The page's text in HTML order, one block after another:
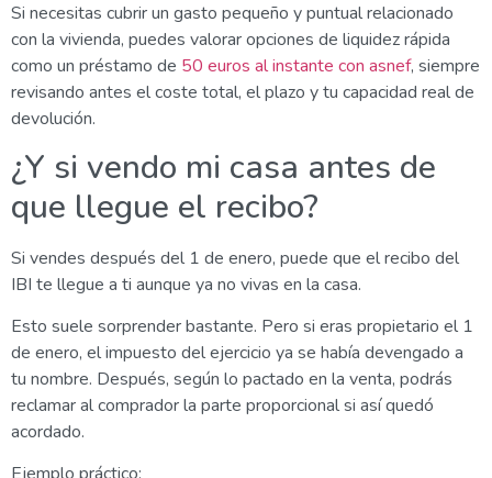
Si necesitas cubrir un gasto pequeño y puntual relacionado
con la vivienda, puedes valorar opciones de liquidez rápida
como un préstamo de 50 euros al instante con asnef, siempre
revisando antes el coste total, el plazo y tu capacidad real de
devolución.
¿Y si vendo mi casa antes de
que llegue el recibo?
Si vendes después del 1 de enero, puede que el recibo del
IBI te llegue a ti aunque ya no vivas en la casa.
Esto suele sorprender bastante. Pero si eras propietario el 1
de enero, el impuesto del ejercicio ya se había devengado a
tu nombre. Después, según lo pactado en la venta, podrás
reclamar al comprador la parte proporcional si así quedó
acordado.